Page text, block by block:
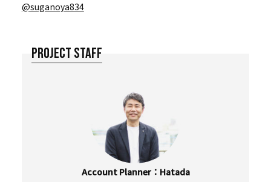
@suganoya834
PROJECT STAFF
Account Planner Hatada